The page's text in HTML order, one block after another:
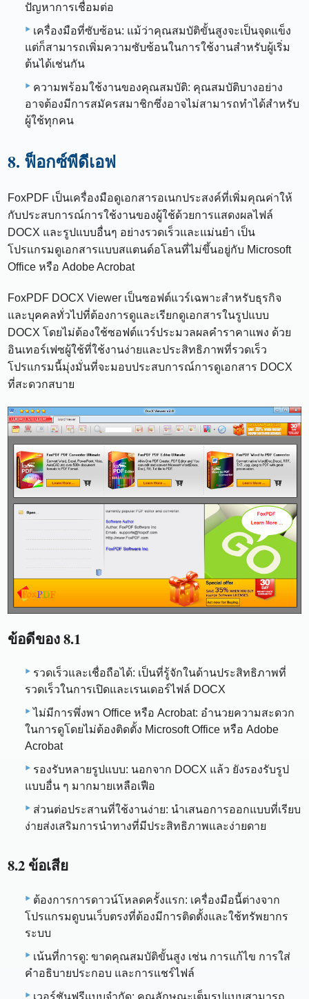
ปัญหาการเชื่อมต่อ
เครื่องมือที่ซับซ้อน: แม้ว่าคุณสมบัติขั้นสูงจะเป็นจุดแข็ง
แต่ก็สามารถเพิ่มความซับซ้อนในการใช้งานสำหรับผู้เริ่ม
ต้นได้เช่นกัน
ความพร้อมใช้งานของคุณสมบัติ: คุณสมบัติบางอย่าง
อาจต้องมีการสมัครสมาชิกซึ่งอาจไม่สามารถทำได้สำหรับ
ผู้ใช้ทุกคน
8. ฟ็อกซ์พีดีเอฟ
FoxPDF เป็นเครื่องมือดูเอกสารอเนกประสงค์ที่เพิ่มคุณค่าให้
กับประสบการณ์การใช้งานของผู้ใช้ด้วยการแสดงผลไฟล์
DOCX และรูปแบบอื่นๆ อย่างรวดเร็วและแม่นยำ เป็น
โปรแกรมดูเอกสารแบบสแตนด์อโลนที่ไม่ขึ้นอยู่กับ Microsoft
Office หรือ Adobe Acrobat
FoxPDF DOCX Viewer เป็นซอฟต์แวร์เฉพาะสำหรับธุรกิจ
และบุคคลทั่วไปที่ต้องการดูและเรียกดูเอกสารในรูปแบบ
DOCX โดยไม่ต้องใช้ซอฟต์แวร์ประมวลผลคำราคาแพง ด้วย
อินเทอร์เฟซผู้ใช้ที่ใช้งานง่ายและประสิทธิภาพที่รวดเร็ว
โปรแกรมนี้มุ่งมั่นที่จะมอบประสบการณ์การดูเอกสาร DOCX
ที่สะดวกสบาย
ข้อดีของ 8.1
รวดเร็วและเชื่อถือได้: เป็นที่รู้จักในด้านประสิทธิภาพที่
รวดเร็วในการเปิดและเรนเดอร์ไฟล์ DOCX
ไม่มีการพึ่งพา Office หรือ Acrobat: อำนวยความสะดวก
ในการดูโดยไม่ต้องติดตั้ง Microsoft Office หรือ Adobe
Acrobat
รองรับหลายรูปแบบ: นอกจาก DOCX แล้ว ยังรองรับรูป
แบบอื่น ๆ มากมายเหลือเฟือ
ส่วนต่อประสานที่ใช้งานง่าย: นำเสนอการออกแบบที่เรียบ
ง่ายส่งเสริมการนำทางที่มีประสิทธิภาพและง่ายดาย
8.2 ข้อเสีย
ต้องการการดาวน์โหลดครั้งแรก: เครื่องมือนี้ต่างจาก
โปรแกรมดูบนเว็บตรงที่ต้องมีการติดตั้งและใช้ทรัพยากร
ระบบ
เน้นที่การดู: ขาดคุณสมบัติขั้นสูง เช่น การแก้ไข การใส่
คำอธิบายประกอบ และการแชร์ไฟล์
เวอร์ชันฟรีแบบจำกัด: คุณลักษณะเต็มรูปแบบสามารถ